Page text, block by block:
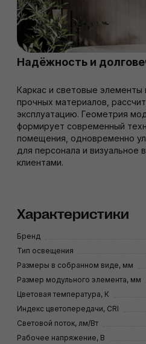
Надёжность и
Каркас и световые элементы
прочных материалов,
эксплуатацию. Геометрия
формирует современный
помещения, одновременно
для персонала и визуальное
клиентами.
Характеристики
Бренд
Тип освещения
Размеры в собранном виде, мм
Размер модульного элемента, мм
Цветовая температура, К
Индекс цветопередачи, CRI
Световой поток, лм/Вт
Рабочее напряжение, В